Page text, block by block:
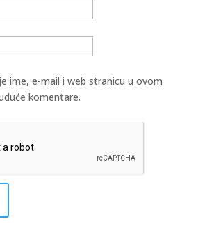
ime, e-mail i web stranicu u ovom
komentare.